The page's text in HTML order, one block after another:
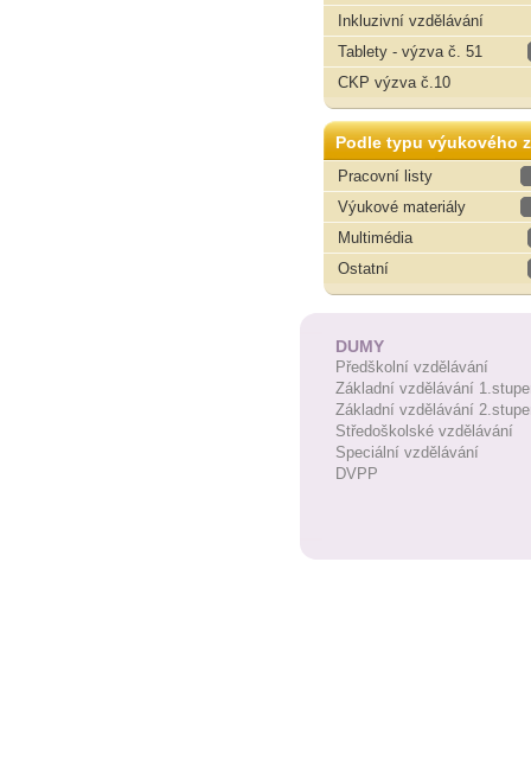
Inkluzivní vzdělávání
Tablety - výzva č. 51
CKP výzva č.10
Podle typu výukového
Pracovní listy
Výukové materiály
Multimédia
Ostatní
DUMY
Předškolní vzdělávání
Základní vzdělávání
Základní vzdělávání
Středoškolské vzdělávání
Speciální vzdělávání
DVPP